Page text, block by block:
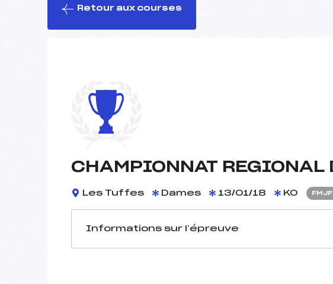
Retour aux courses
CHAMPIONNAT REGIONAL
Les Tuffes Dames 13/01/18 KO
Informations sur l’épreuve